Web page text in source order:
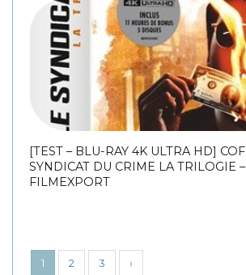
[TEST – BLU-RAY 4K ULTRA HD]
SYNDICAT DU CRIME LA TRILOGIE
FILMEXPORT
1 2 3 ›